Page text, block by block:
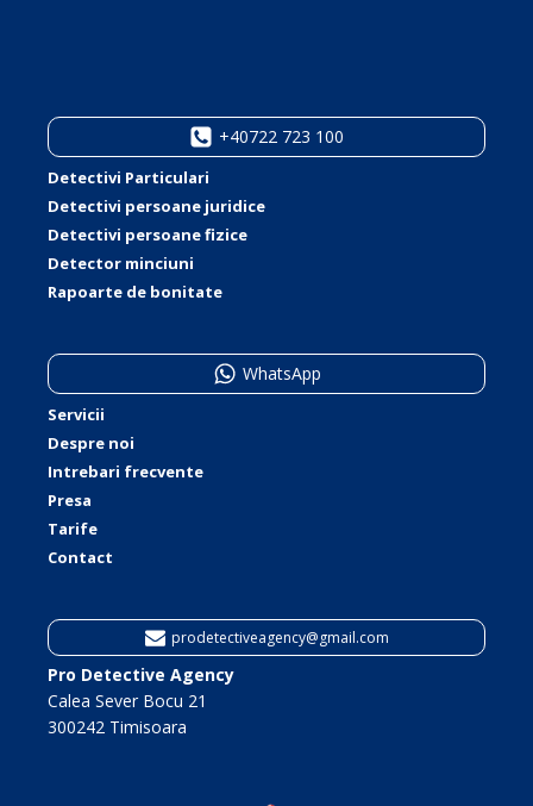
+40722 723 100
Detectivi Particulari
Detectivi persoane juridice
Detectivi persoane fizice
Detector minciuni
Rapoarte de bonitate
WhatsApp
Servicii
Despre noi
Intrebari frecvente
Presa
Tarife
Contact
prodetectiveagency@gmail.com
Pro Detective Agency
Calea Sever Bocu 21
300242 Timisoara